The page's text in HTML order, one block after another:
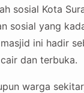
sosial Kota
sosial yang
ini hadir
dan terbuka.
warga